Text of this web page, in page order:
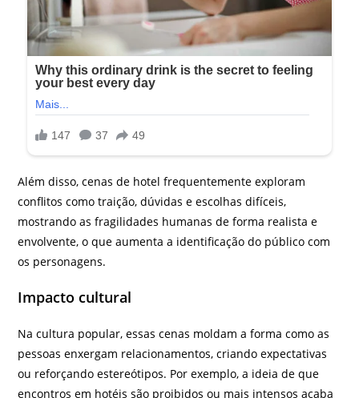
Além disso, cenas de hotel frequentemente exploram
conflitos como traição, dúvidas e escolhas difíceis,
mostrando as fragilidades humanas de forma realista e
envolvente, o que aumenta a identificação do público com
os personagens.
Impacto cultural
Na cultura popular, essas cenas moldam a forma como as
pessoas enxergam relacionamentos, criando expectativas
ou reforçando estereótipos. Por exemplo, a ideia de que
encontros em hotéis são proibidos ou mais intensos acaba